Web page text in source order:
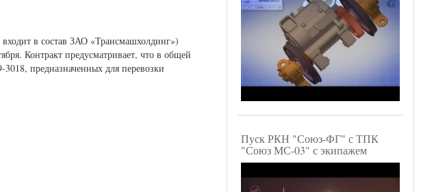
в состав ЗАО «Трансмашхолдинг»)
Контракт предусматривает, что в общей
3018, предназначенных для перевозки
Пуск РКН "Союз-ФГ" с ТПК
"Союз МС-03" с экипажем